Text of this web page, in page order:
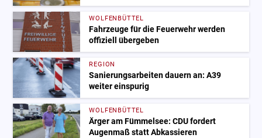
WOLFENBÜTTEL
Fahrzeuge für die Feuerwehr werden
offiziell übergeben
REGION
Sanierungsarbeiten dauern an: A39
weiter einspurig
WOLFENBÜTTEL
Ärger am Fümmelsee: CDU fordert
Augenmaß statt Abkassieren